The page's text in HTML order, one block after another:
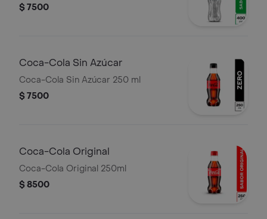
$ 7500
Coca-Cola Sin Azúcar
Coca-Cola Sin Azúcar 250 ml
$ 7500
Coca-Cola Original
Coca-Cola Original 250ml
$ 8500